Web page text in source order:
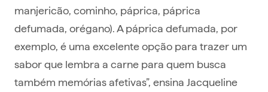
manjericão, cominho, páprica, páprica
defumada, orégano). A páprica defumada, por
exemplo, é uma excelente opção para trazer um
sabor que lembra a carne para quem busca
também memórias afetivas”, ensina Jacqueline